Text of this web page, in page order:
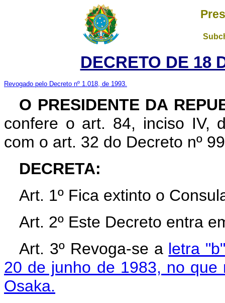
DECRETO DE 18
Revogado pelo Decreto nº 1.018, de 1993.
O PRESIDENTE DA
confere o art. 84, inciso IV,
com o art. 32 do Decreto nº
DECRETA:
Art. 1º Fica extinto o
Art. 2º Este Decreto entra
Art. 3º Revoga-se a letra
20 de junho de 1983, no
Osaka.